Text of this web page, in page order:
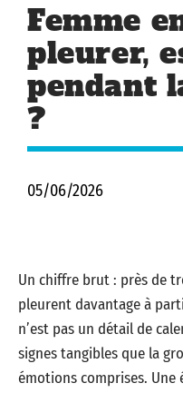
Femme
pleurer,
pendant
?
05/06/2026
Un chiffre brut : près de
pleurent davantage à
n’est pas un détail de
signes tangibles que la
émotions comprises. Une